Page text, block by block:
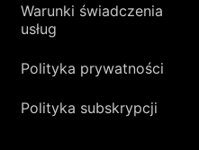
Warunki świadczenia
usług
Polityka prywatności
Polityka subskrypcji